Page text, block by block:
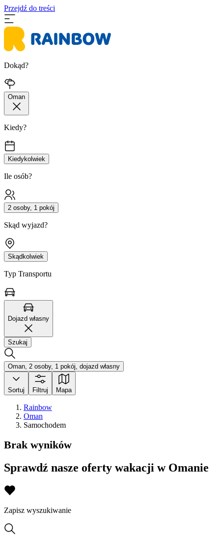
Przejdź do treści
Dokąd?
Oman
Kiedy?
Kiedykolwiek
Ile osób?
2 osoby, 1 pokój
Skąd wyjazd?
Skądkolwiek
Typ Transportu
Dojazd własny
Szukaj
Oman, 2 osoby, 1 pokój, dojazd własny
Sortuj Filtruj Mapa
Rainbow
Oman
Samochodem
Brak wyników
Sprawdź nasze oferty wakacji w Omanie
Zapisz wyszukiwanie